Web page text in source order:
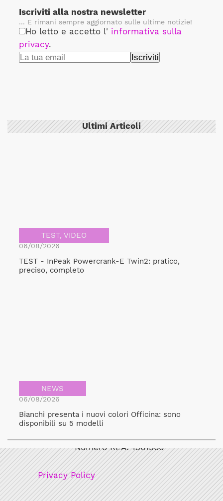
Iscriviti alla nostra newsletter
... E rimani sempre aggiornato sulle ultime notizie!
Ho letto e accetto l' informativa sulla
privacy.
Ultimi Articoli
TEST, VIDEO
06/08/2026
TEST - InPeak Powercrank-E Twin2: pratico,
preciso, completo
NEWS
06/08/2026
Bianchi presenta i nuovi colori Officina: sono
disponibili su 5 modelli
Bicicult srl
Numero REA: 1361360
Privacy Policy